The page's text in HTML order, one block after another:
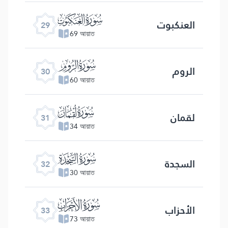
29 ﮩ
69 আয়াত العنكبوت
30 ﮪ
60 আয়াত الروم
31 ﮫ
34 আয়াত لقمان
32 ﮬ
30 আয়াত السجدة
33 ﮭ
73 আয়াত الأحزاب